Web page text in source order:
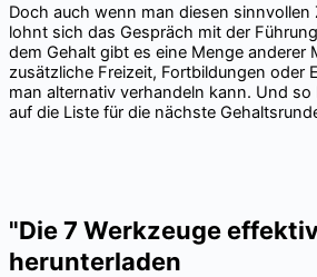
Doch auch wenn man diesen
lohnt sich das Gespräch mit der
dem Gehalt gibt es eine Menge anderer
zusätzliche Freizeit, Fortbildungen oder
man alternativ verhandeln kann. Und
auf die Liste für die nächste
"Die 7 Werkzeuge
herunterladen